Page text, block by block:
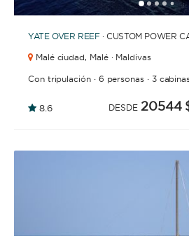
Disfruta la libertad de ser el capitán
ahorro en costes de patrón y
Un patrón profesional se encargará
de planificación del itinerario y
acuerdo a tus preferencias, para que
12345 6
YATE OVER REEF· CUSTOM POWER
Malé ciudad, Malé · Maldivas
Con tripulación· 6 personas· 3
8.6 DESDE 20544